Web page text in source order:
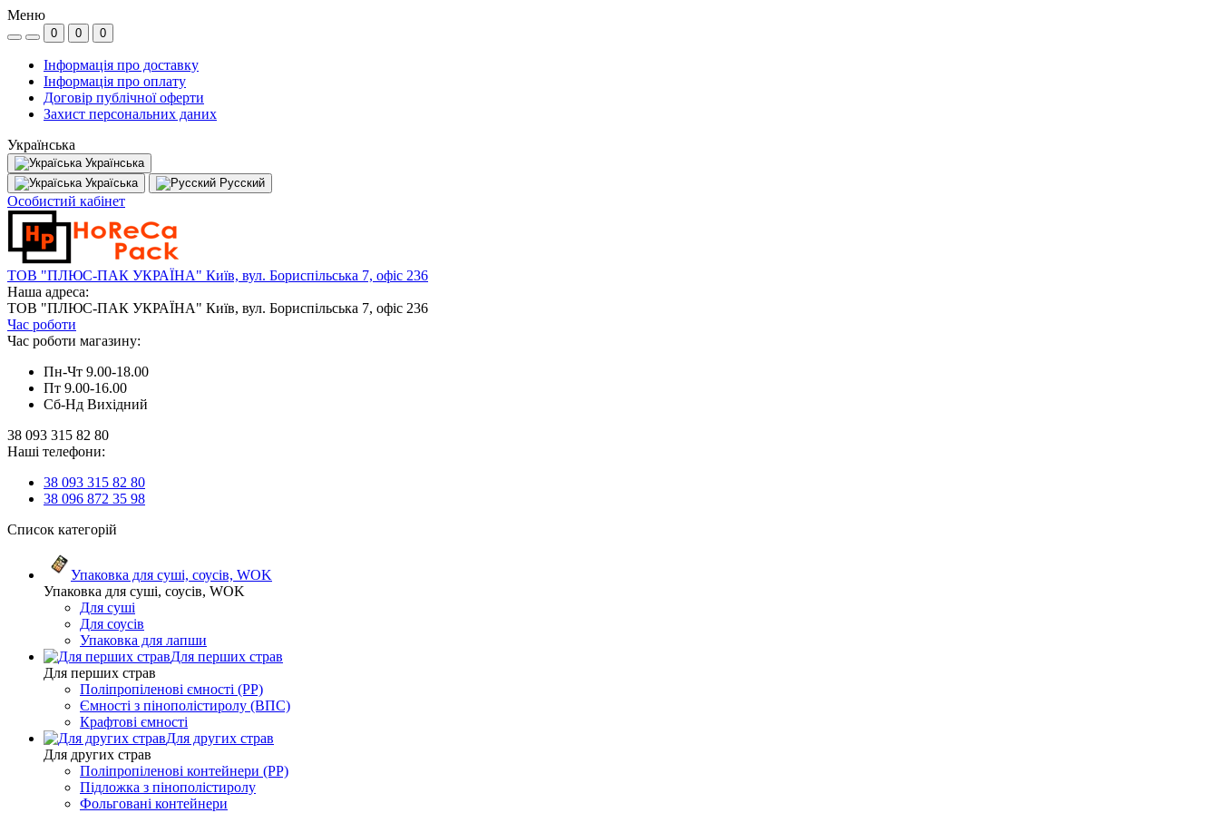
Меню
0 0 0
Інформація про доставку
Інформація про оплату
Договір публічної оферти
Захист персональних даних
Українська
Українська
Україська
Русский
Особистий кабінет
ТОВ "ПЛЮС-ПАК УКРАЇНА" Київ, вул. Бориспільська 7, офіс 236
Наша адреса:
ТОВ "ПЛЮС-ПАК УКРАЇНА" Київ, вул. Бориспільська 7, офіс 236
Час роботи
Час роботи магазину:
Пн-Чт 9.00-18.00
Пт 9.00-16.00
Сб-Нд Вихідний
38 093 315 82 80
Наші телефони:
38 093 315 82 80
38 096 872 35 98
Список категорій
Упаковка для суші, соусів, WOK
Упаковка для суші, соусів, WOK
Для суші
Для соусів
Упаковка для лапши
Для перших страв
Для перших страв
Поліпропіленові ємності (PP)
Ємності з пінополістиролу (ВПС)
Крафтові ємності
Для других страв
Для других страв
Поліпропіленові контейнери (PP)
Підложка з пінополістиролу
Фольговані контейнери